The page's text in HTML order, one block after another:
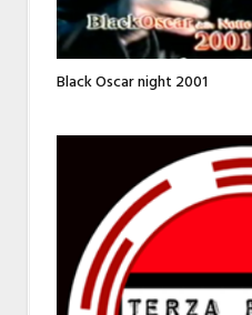
Black Oscar night 2001